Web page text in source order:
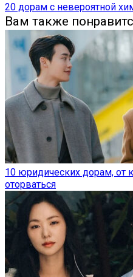
20 дорам с невероятной
Вам также
10 юридических дорам, от
оторваться